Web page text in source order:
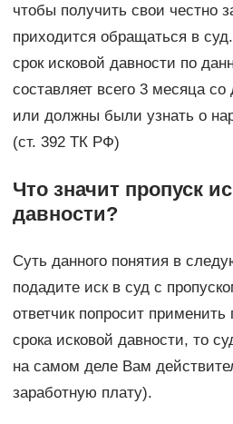
чтобы получить свои честно
приходится обращаться в
срок исковой давности по
составляет всего 3 месяца со
или должны были узнать о
(ст. 392 ТК РФ)
Что значит пропуск
давности?
Суть данного понятия в
подадите иск в суд с
ответчик попросит применить
срока исковой давности, то
на самом деле Вам
заработную плату).